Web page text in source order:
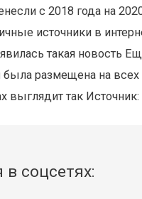
с 2018 года на
источники в
такая новость
была размещена на всех
выглядит так Источник:
соцсетях: